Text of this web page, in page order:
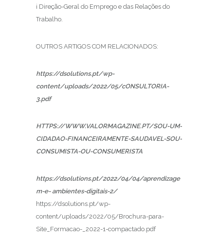
i Direção-Geral do Emprego e das Relações do
Trabalho.
OUTROS ARTIGOS COM RELACIONADOS:
https://dsolutions.pt/wp-
content/uploads/2022/05/cONSULTORIA-
3.pdf
HTTPS://WWW.VALORMAGAZINE.PT/SOU-UM-
CIDADAO-FINANCEIRAMENTE-SAUDAVEL-SOU-
CONSUMISTA-OU-CONSUMERISTA
https://dsolutions.pt/2022/04/04/aprendizage
m-e- ambientes-digitais-2/
https://dsolutions.pt/wp-
content/uploads/2022/05/Brochura-para-
Site_Formacao-_2022-1-compactado.pdf